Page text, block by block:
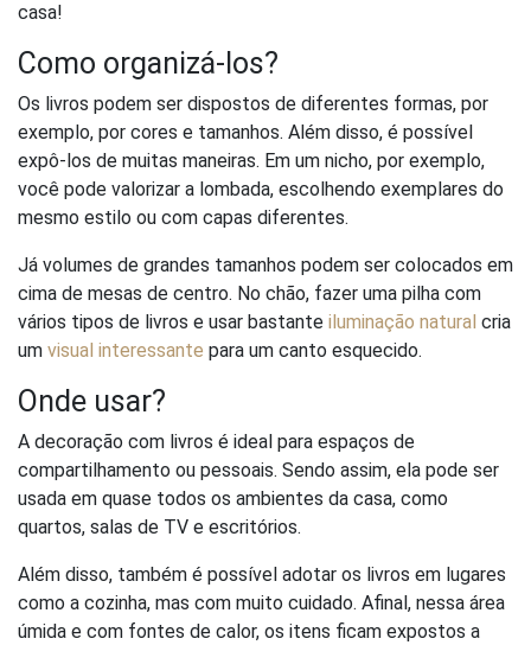
casa!
Como organizá-los?
Os livros podem ser dispostos de diferentes formas, por
exemplo, por cores e tamanhos. Além disso, é possível
expô-los de muitas maneiras. Em um nicho, por exemplo,
você pode valorizar a lombada, escolhendo exemplares do
mesmo estilo ou com capas diferentes.
Já volumes de grandes tamanhos podem ser colocados em
cima de mesas de centro. No chão, fazer uma pilha com
vários tipos de livros e usar bastante iluminação natural cria
um visual interessante para um canto esquecido.
Onde usar?
A decoração com livros é ideal para espaços de
compartilhamento ou pessoais. Sendo assim, ela pode ser
usada em quase todos os ambientes da casa, como
quartos, salas de TV e escritórios.
Além disso, também é possível adotar os livros em lugares
como a cozinha, mas com muito cuidado. Afinal, nessa área
úmida e com fontes de calor, os itens ficam expostos a